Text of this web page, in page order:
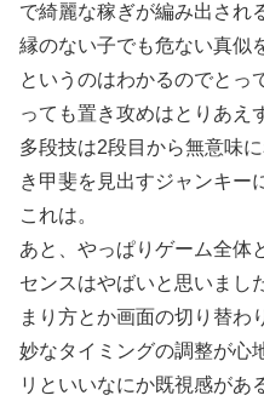
で綺麗な稼ぎが編み出され
縁のない子でも危ない真似
というのはわかるのでとっ
っても置き攻めはとりあえ
多段技は2段目から無意味
き甲斐を見出すジャンキー
これは。
あと、やっぱりゲーム全体
センスはやばいと思いまし
まり方とか画面の切り替わ
妙なタイミングの調整が心
リといいなにか既視感があ